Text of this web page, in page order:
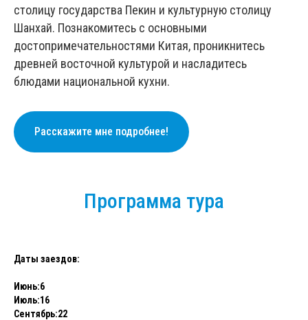
столицу государства Пекин и культурную столицу
Шанхай. Познакомитесь с основными
достопримечательностями Китая, проникнитесь
древней восточной культурой и насладитесь
блюдами национальной кухни.
Расскажите мне подробнее!
Программа тура
Даты заездов:
Июнь:6
Июль:16
Сентябрь:22